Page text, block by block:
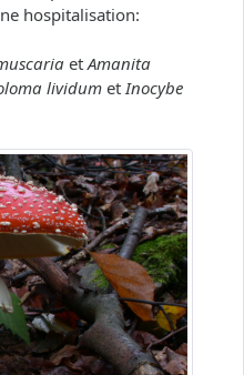
hospitalisation:
etAmanita
lividum etInocybe